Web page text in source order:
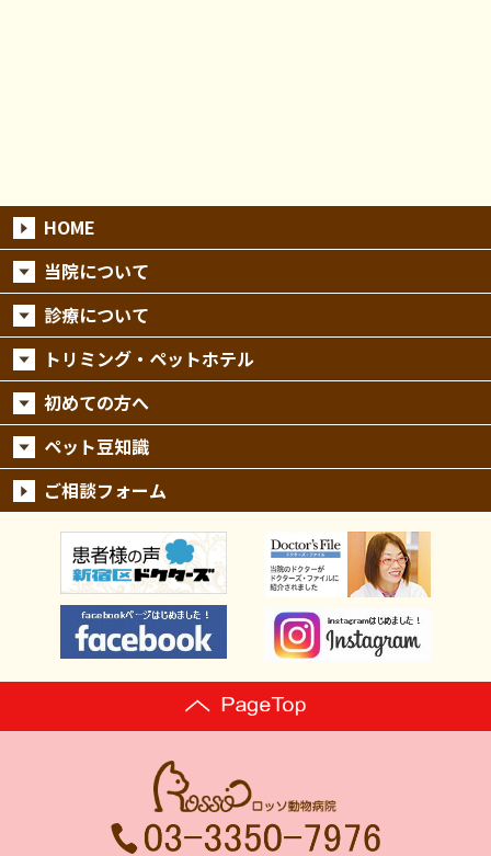
HOME
当院について
診療について
トリミング・ペットホテル
初めての方へ
ペット豆知識
ご相談フォーム